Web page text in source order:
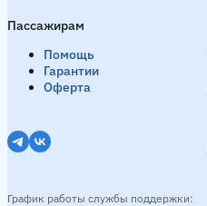
Пассажирам
Помощь
Гарантии
Оферта
График работы службы поддержки: